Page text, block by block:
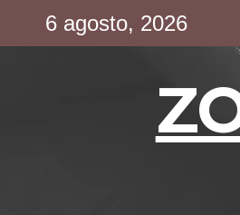
6 agosto, 2026